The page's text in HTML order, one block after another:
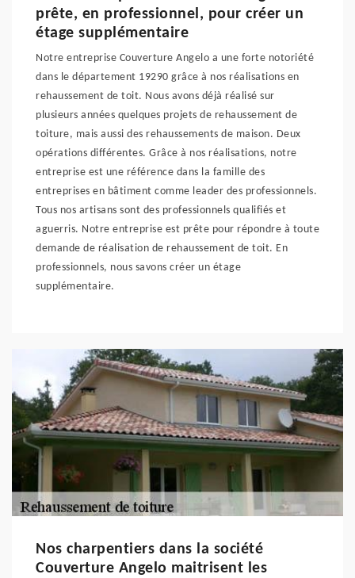
prête, en professionnel, pour créer un
étage supplémentaire
Notre entreprise Couverture Angelo a une forte notoriété
dans le département 19290 grâce à nos réalisations en
rehaussement de toit. Nous avons déjà réalisé sur
plusieurs années quelques projets de rehaussement de
toiture, mais aussi des rehaussements de maison. Deux
opérations différentes. Grâce à nos réalisations, notre
entreprise est une référence dans la famille des
entreprises en bâtiment comme leader des professionnels.
Tous nos artisans sont des professionnels qualifiés et
aguerris. Notre entreprise est prête pour répondre à toute
demande de réalisation de rehaussement de toit. En
professionnels, nous savons créer un étage
supplémentaire.
Nos charpentiers dans la société
Couverture Angelo maitrisent les